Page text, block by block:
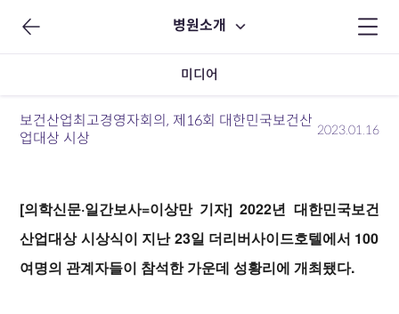
병원소개
미디어
보건산업최고경영자회의, 제16회 대한민국보건산
업대상 시상
2023.01.16
[의학신문·일간보사=이상만 기자] 2022년 대한민국보건
산업대상 시상식이 지난 23일 더리버사이드호텔에서 100
여명의 관계자들이 참석한 가운데 성황리에 개최됐다.